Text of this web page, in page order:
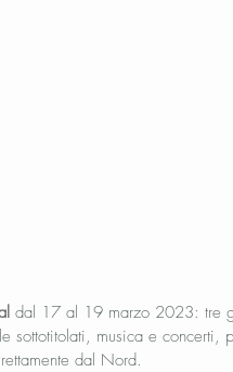
dal 17 al 19 marzo 2023: tre
sottotitolati, musica e
dal Nord.